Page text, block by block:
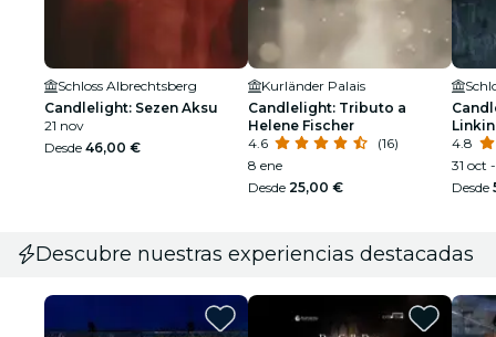
Schloss Albrechtsberg
Candlelight: Sezen Aksu
21 nov
Desde 46,00 €
Kurländer Palais
Candlelight: Tributo a
Helene Fischer
4.6
(16)
8 ene
Desde 25,00 €
4.8
31 oct
Desde
Descubre nuestras experiencias destacadas